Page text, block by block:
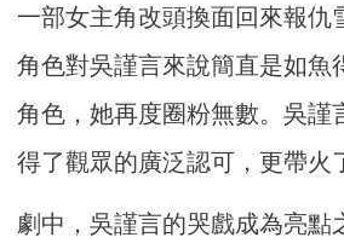
一部女主角改頭換面回來報仇
角色對吳謹言來說簡直是如魚
角色，她再度圈粉無數。吳謹
得了觀眾的廣泛認可，更帶火
劇中，吳謹言的哭戲成為亮點